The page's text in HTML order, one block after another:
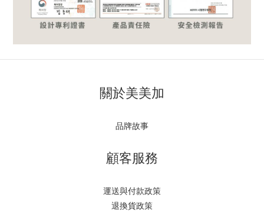
關於美美加
品牌故事
顧客服務
運送與付款政策
退換貨政策